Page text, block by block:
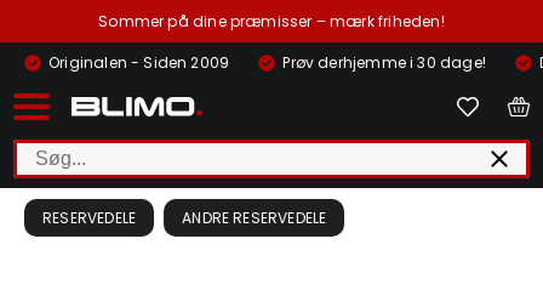
Sommer på dine præmisser – mærk friheden!
Originalen - Siden 2009
Prøv derhjemme i 30 dage!
RESERVEDELE ANDRE RESERVEDELE